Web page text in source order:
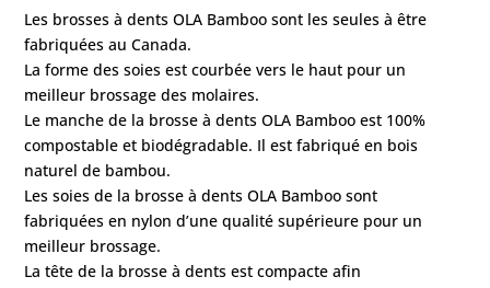
Les brosses à dents OLA Bamboo sont les seules à être
fabriquées au Canada.
La forme des soies est courbée vers le haut pour un
meilleur brossage des molaires.
Le manche de la brosse à dents OLA Bamboo est 100%
compostable et biodégradable. Il est fabriqué en bois
naturel de bambou.
Les soies de la brosse à dents OLA Bamboo sont
fabriquées en nylon d’une qualité supérieure pour un
meilleur brossage.
La tête de la brosse à dents est compacte afin